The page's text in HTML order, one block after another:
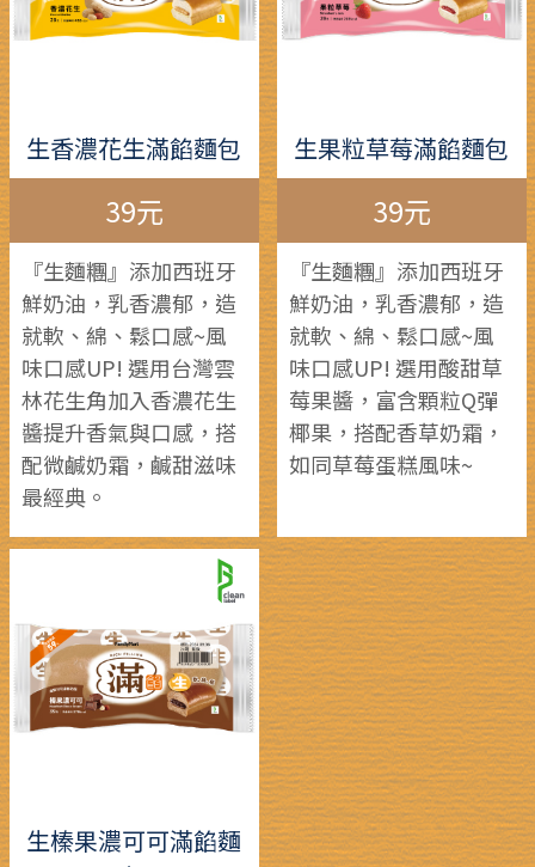
生香濃花生滿餡麵包
39元
『生麵糰』添加西班牙
鮮奶油，乳香濃郁，造
就軟、綿、鬆口感~風
味口感UP! 選用台灣雲
林花生角加入香濃花生
醬提升香氣與口感，搭
配微鹹奶霜，鹹甜滋味
最經典。
生果粒草莓滿餡麵包
39元
『生麵糰』添加西班牙
鮮奶油，乳香濃郁，造
就軟、綿、鬆口感~風
味口感UP! 選用酸甜草
莓果醬，富含顆粒Q彈
椰果，搭配香草奶霜，
如同草莓蛋糕風味~
生榛果濃可可滿餡麵